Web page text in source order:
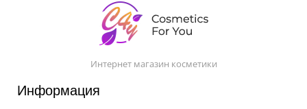
Интернет магазин косметики
Информация